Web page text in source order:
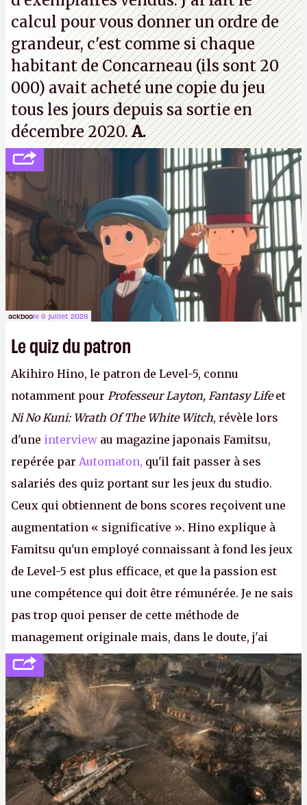
calcul pour vous donner un ordre de
grandeur, c'est comme si chaque
habitant de Concarneau (ils sont 20
000) avait acheté une copie du jeu
tous les jours depuis sa sortie en
décembre 2020.A.
ackboole 6 juillet 2026
Le quiz du patron
Akihiro Hino, le patron de Level-5, connu
notamment pour Professeur Layton, Fantasy Lifeet
Ni No Kuni: Wrath Of The White Witch, révèle lors
d'une interview au magazine japonais Famitsu,
repérée par Automaton, qu'il fait passer à ses
salariés des quiz portant sur les jeux du studio.
Ceux qui obtiennent de bons scores reçoivent une
augmentation « significative ». Hino explique à
Famitsu qu'un employé connaissant à fond les jeux
de Level-5 est plus efficace, et que la passion est
une compétence qui doit être rémunérée. Je ne sais
pas trop quoi penser de cette méthode de
management originale mais, dans le doute, j'ai
décidé d'apprendre par cœur les 300 derniers
numéros deCanard PCavant de demander une
augmentation à Ivan Le Fou.A.